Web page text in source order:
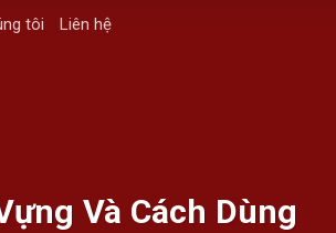
tôi Liên hệ
Và Cách Dùng